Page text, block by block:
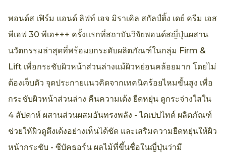
คะแนน
product
นี้
พอนด์ส เฟิร์ม แอนด์ ลิฟท์ เอจ มิราเคิล สกัลป์ติ้ง เดย์ ครีม เอส
พีเอฟ 30 พีเอ+++ ครั้งแรกที่สถาบันวิจัยพอนด์สญี่ปุ่นผสาน
นวัตกรรมล่าสุดที่พร้อมยกระดับผลิตภัณฑ์ในกลุ่ม Firm &
Lift เพื่อกระชับผิวหน้าส่วนล่างแม้ผิวหย่อนคล้อยมาก โดยไม่
ต้องเจ็บตัว จุดประกายแนวคิดจากเทคนิคร้อยไหมขั้นสูง เพื่อ
กระชับผิวหน้าส่วนล่าง คืนความเด้ง ยืดหยุ่น ดูกระจ่างใสใน
4 สัปดาห์ ผสานส่วนผสมอันทรงพลัง - ไดเปปไทด์ ผลิตภัณฑ์
ช่วยให้ผิวดูตึงเด้งอย่างเห็นได้ชัด และเสริมความยืดหยุ่นให้ผิว
หน้ากระชับ - ซีบัคธอร์น ผลไม้ที่ขึ้นชื่อในญี่ปุ่นว่ามี